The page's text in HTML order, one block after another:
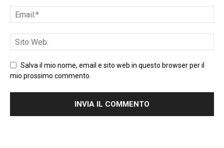
Salva il mio nome, email e sito web in questo browser per il
mio prossimo commento.